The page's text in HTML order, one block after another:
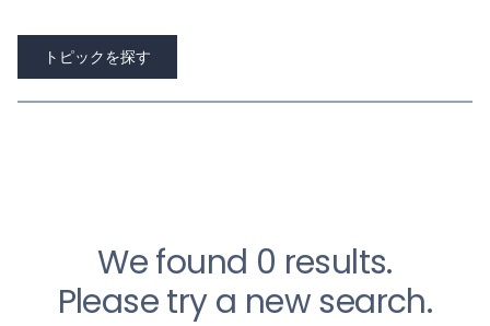
トピックを探す
We found 0 results.
Please try a new search.